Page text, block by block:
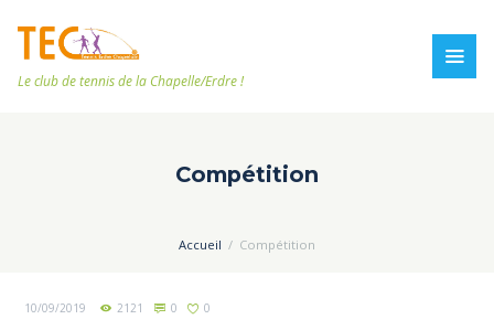
Le club de tennis de la Chapelle/Erdre !
Compétition
Accueil Compétition
10/09/2019 2121 0 0